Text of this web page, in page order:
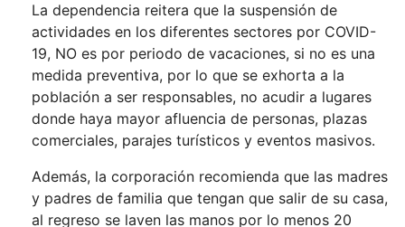
La dependencia reitera que la suspensión de
actividades en los diferentes sectores por COVID-
19, NO es por periodo de vacaciones, si no es una
medida preventiva, por lo que se exhorta a la
población a ser responsables, no acudir a lugares
donde haya mayor afluencia de personas, plazas
comerciales, parajes turísticos y eventos masivos.
Además, la corporación recomienda que las madres
y padres de familia que tengan que salir de su casa,
al regreso se laven las manos por lo menos 20